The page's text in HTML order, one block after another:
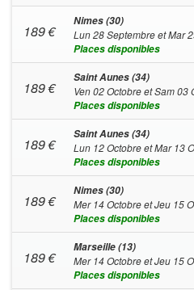
189€
Nimes (30)
Lun 28 Septembre et Mar
Places disponibles
189€
Saint Aunes (34)
Ven 02 Octobre et Sam 03
Places disponibles
189€
Saint Aunes (34)
Lun 12 Octobre et Mar 13
Places disponibles
189€
Nimes (30)
Mer 14 Octobre et Jeu 15
Places disponibles
189€
Marseille (13)
Mer 14 Octobre et Jeu 15
Places disponibles